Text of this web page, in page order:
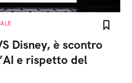
Disney, è scontro
e rispetto del